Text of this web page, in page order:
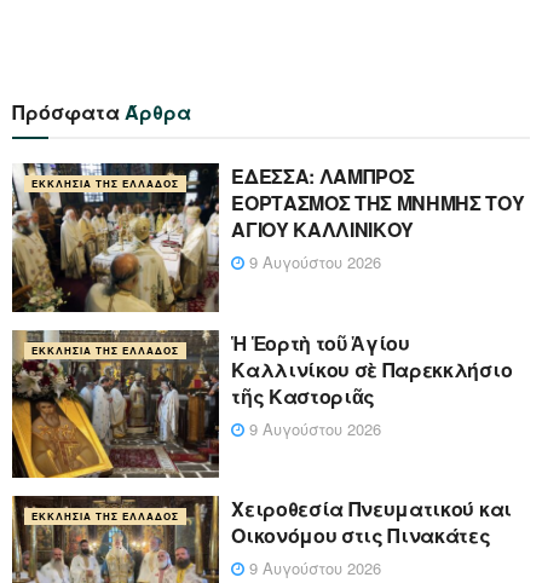
ΠρόσφαταΆρθρα
ΕΚΚΛΗΣΊΑ ΤΗΣ ΕΛΛΆΔΟΣ
ΕΔΕΣΣΑ: ΛΑΜΠΡΟΣ
ΕΟΡΤΑΣΜΟΣ ΤΗΣ ΜΝΗΜΗΣ ΤΟΥ
ΑΓΙΟΥ ΚΑΛΛΙΝΙΚΟΥ
9 Αυγούστου 2026
ΕΚΚΛΗΣΊΑ ΤΗΣ ΕΛΛΆΔΟΣ
Ἡ Ἑορτὴ τοῦ Ἁγίου
Καλλινίκου σὲ Παρεκκλήσιο
τῆς Καστοριᾶς
9 Αυγούστου 2026
ΕΚΚΛΗΣΊΑ ΤΗΣ ΕΛΛΆΔΟΣ
Χειροθεσία Πνευματικού και
Οικονόμου στις Πινακάτες
9 Αυγούστου 2026